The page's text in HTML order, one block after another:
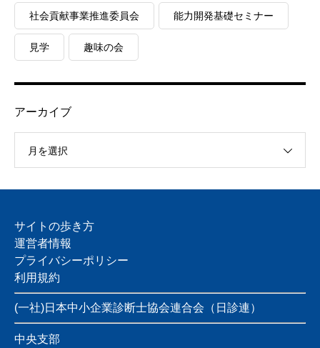
社会貢献事業推進委員会 能力開発基礎セミナー
見学 趣味の会
アーカイブ
月を選択
サイトの歩き方
運営者情報
プライバシーポリシー
利用規約
(一社)日本中小企業診断士協会連合会（日診連）
中央支部